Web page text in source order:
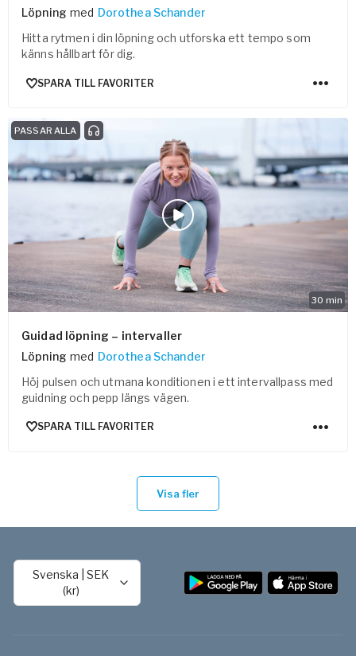
Löpning med Dorothea Schander
Hitta rytmen i din löpning och utforska ett tempo som
känns hållbart för dig.
SPARA TILL FAVORITER
30 min
PASSAR ALLA
Guidad löpning – intervaller
Löpning med Dorothea Schander
Höj pulsen och utmana konditionen i ett intervallpass med
guidning och pepp längs vägen.
SPARA TILL FAVORITER
Visa fler
Svenska |SEK
(kr)